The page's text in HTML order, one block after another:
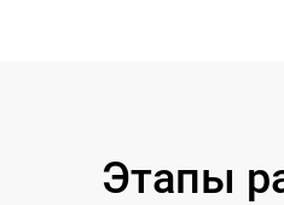
Этапы